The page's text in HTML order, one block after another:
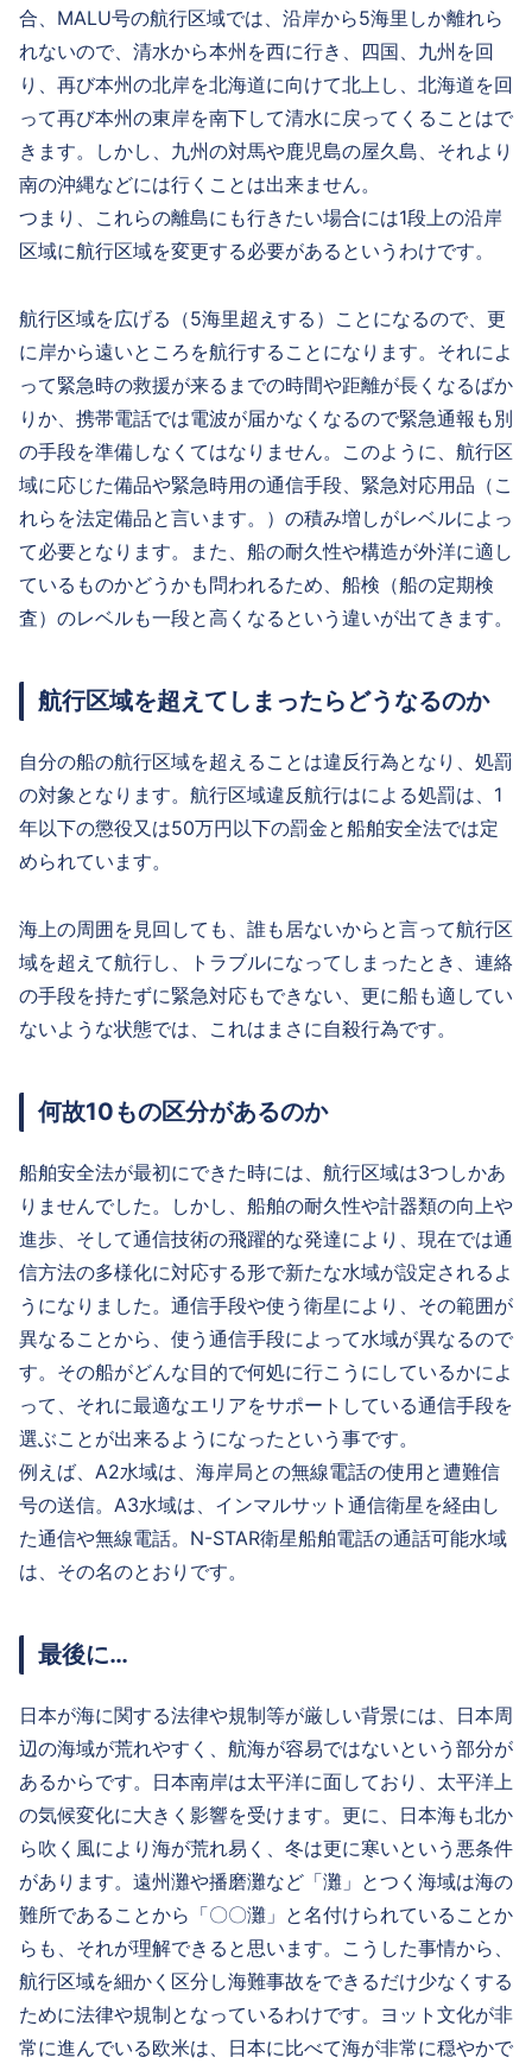
合、MALU号の航行区域では、沿岸から5海里しか離れら
れないので、清水から本州を西に行き、四国、九州を回
り、再び本州の北岸を北海道に向けて北上し、北海道を回
って再び本州の東岸を南下して清水に戻ってくることはで
きます。しかし、九州の対馬や鹿児島の屋久島、それより
南の沖縄などには行くことは出来ません。
つまり、これらの離島にも行きたい場合には1段上の沿岸
区域に航行区域を変更する必要があるというわけです。
航行区域を広げる（5海里超えする）ことになるので、更
に岸から遠いところを航行することになります。それによ
って緊急時の救援が来るまでの時間や距離が長くなるばか
りか、携帯電話では電波が届かなくなるので緊急通報も別
の手段を準備しなくてはなりません。このように、航行区
域に応じた備品や緊急時用の通信手段、緊急対応用品（こ
れらを法定備品と言います。）の積み増しがレベルによっ
て必要となります。また、船の耐久性や構造が外洋に適し
ているものかどうかも問われるため、船検（船の定期検
査）のレベルも一段と高くなるという違いが出てきます。
航行区域を超えてしまったらどうなるのか
自分の船の航行区域を超えることは違反行為となり、処罰
の対象となります。航行区域違反航行はによる処罰は、1
年以下の懲役又は50万円以下の罰金と船舶安全法では定
められています。
海上の周囲を見回しても、誰も居ないからと言って航行区
域を超えて航行し、トラブルになってしまったとき、連絡
の手段を持たずに緊急対応もできない、更に船も適してい
ないような状態では、これはまさに自殺行為です。
何故10もの区分があるのか
船舶安全法が最初にできた時には、航行区域は3つしかあ
りませんでした。しかし、船舶の耐久性や計器類の向上や
進歩、そして通信技術の飛躍的な発達により、現在では通
信方法の多様化に対応する形で新たな水域が設定されるよ
うになりました。通信手段や使う衛星により、その範囲が
異なることから、使う通信手段によって水域が異なるので
す。その船がどんな目的で何処に行こうにしているかによ
って、それに最適なエリアをサポートしている通信手段を
選ぶことが出来るようになったという事です。
例えば、A2水域は、海岸局との無線電話の使用と遭難信
号の送信。A3水域は、インマルサット通信衛星を経由し
た通信や無線電話。N-STAR衛星船舶電話の通話可能水域
は、その名のとおりです。
最後に…
日本が海に関する法律や規制等が厳しい背景には、日本周
辺の海域が荒れやすく、航海が容易ではないという部分が
あるからです。日本南岸は太平洋に面しており、太平洋上
の気候変化に大きく影響を受けます。更に、日本海も北か
ら吹く風により海が荒れ易く、冬は更に寒いという悪条件
があります。遠州灘や播磨灘など「灘」とつく海域は海の
難所であることから「〇〇灘」と名付けられていることか
らも、それが理解できると思います。こうした事情から、
航行区域を細かく区分し海難事故をできるだけ少なくする
ために法律や規制となっているわけです。ヨット文化が非
常に進んでいる欧米は、日本に比べて海が非常に穏やかで